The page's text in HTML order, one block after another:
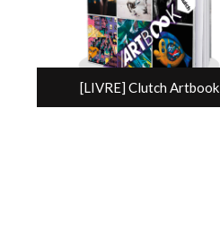
[LIVRE] Clutch Artbook